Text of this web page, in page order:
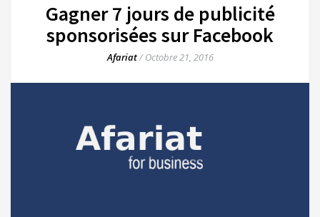
Gagner 7 jours de publicité
sponsorisées sur Facebook
Afariat/Octobre 21, 2016